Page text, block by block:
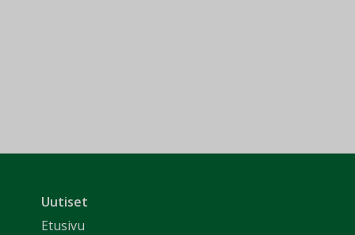
Uutiset
Etusivu